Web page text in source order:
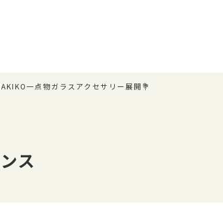
一点物ガラスアクセサリー展開💐
ス